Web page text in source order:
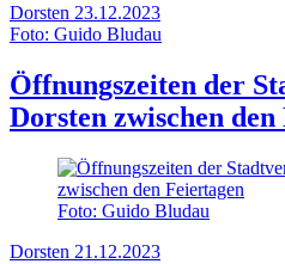
Dorsten 23.12.2023
Foto: Guido Bludau
Öffnungszeiten der
Dorsten zwischen
Foto: Guido Bludau
Dorsten 21.12.2023